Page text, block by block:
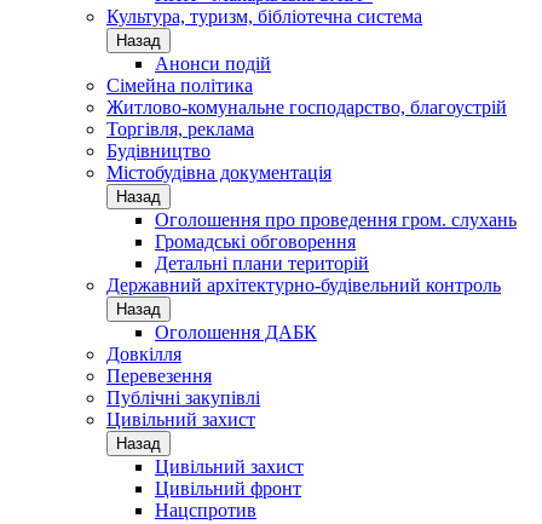
Культура, туризм, бібліотечна система
Назад
Анонси подій
Сімейна політика
Житлово-комунальне господарство, благоустрій
Торгівля, реклама
Будівництво
Містобудівна документація
Назад
Оголошення про проведення гром. слухань
Громадські обговорення
Детальні плани територій
Державний архітектурно-будівельний контроль
Назад
Оголошення ДАБК
Довкілля
Перевезення
Публічні закупівлі
Цивільний захист
Назад
Цивільний захист
Цивільний фронт
Нацспротив